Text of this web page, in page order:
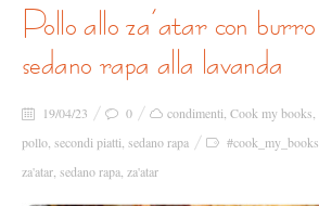
pollo allo za’atar con burro al timo e
sedano rapa alla lavanda
19/04/23 0 condimenti Cook my books
pollo secondi piatti sedano rapa #cook_my_books
za'atar sedano rapa za'atar